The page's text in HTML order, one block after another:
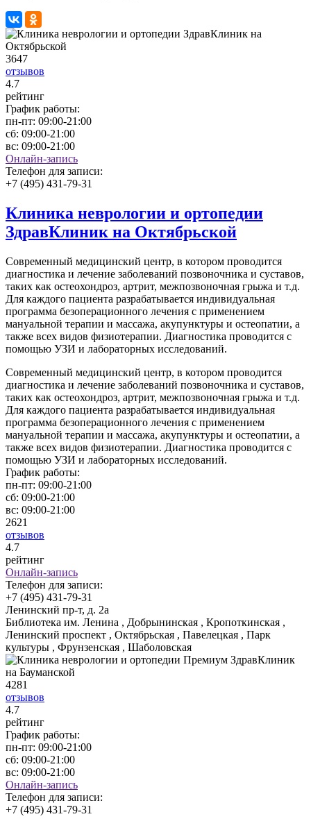
3647
отзывов
4.7
рейтинг
График работы:
пн-пт: 09:00-21:00
сб: 09:00-21:00
вс: 09:00-21:00
Онлайн-запись
Телефон для записи:
+7 (495) 431-79-31
Клиника неврологии и ортопедии
ЗдравКлиник на Октябрьской
Современный медицинский центр, в котором проводится
диагностика и лечение заболеваний позвоночника и суставов,
таких как остеохондроз, артрит, межпозвоночная грыжа и т.д.
Для каждого пациента разрабатывается индивидуальная
программа безоперационного лечения с применением
мануальной терапии и массажа, акупунктуры и остеопатии, а
также всех видов физиотерапии. Диагностика проводится с
помощью УЗИ и лабораторных исследований.
Современный медицинский центр, в котором проводится
диагностика и лечение заболеваний позвоночника и суставов,
таких как остеохондроз, артрит, межпозвоночная грыжа и т.д.
Для каждого пациента разрабатывается индивидуальная
программа безоперационного лечения с применением
мануальной терапии и массажа, акупунктуры и остеопатии, а
также всех видов физиотерапии. Диагностика проводится с
помощью УЗИ и лабораторных исследований.
График работы:
пн-пт: 09:00-21:00
сб: 09:00-21:00
вс: 09:00-21:00
2621
отзывов
4.7
рейтинг
Онлайн-запись
Телефон для записи:
+7 (495) 431-79-31
Ленинский пр-т, д. 2а
Библиотека им. Ленина , Добрынинская , Кропоткинская ,
Ленинский проспект , Октябрьская , Павелецкая , Парк
культуры , Фрунзенская , Шаболовская
4281
отзывов
4.7
рейтинг
График работы:
пн-пт: 09:00-21:00
сб: 09:00-21:00
вс: 09:00-21:00
Онлайн-запись
Телефон для записи:
+7 (495) 431-79-31